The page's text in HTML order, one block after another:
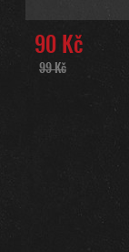
90 Kč
99 Kč